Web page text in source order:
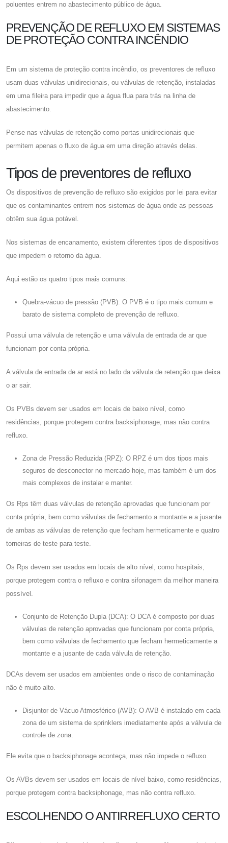
poluentes entrem no abastecimento público de água.
PREVENÇÃO DE REFLUXO EM SISTEMAS
DE PROTEÇÃO CONTRA INCÊNDIO
Em um sistema de proteção contra incêndio, os preventores de refluxo
usam duas válvulas unidirecionais, ou válvulas de retenção, instaladas
em uma fileira para impedir que a água flua para trás na linha de
abastecimento.
Pense nas válvulas de retenção como portas unidirecionais que
permitem apenas o fluxo de água em uma direção através delas.
Tipos de preventores de refluxo
Os dispositivos de prevenção de refluxo são exigidos por lei para evitar
que os contaminantes entrem nos sistemas de água onde as pessoas
obtêm sua água potável.
Nos sistemas de encanamento, existem diferentes tipos de dispositivos
que impedem o retorno da água.
Aqui estão os quatro tipos mais comuns:
Quebra-vácuo de pressão (PVB): O PVB é o tipo mais comum e
barato de sistema completo de prevenção de refluxo.
Possui uma válvula de retenção e uma válvula de entrada de ar que
funcionam por conta própria.
A válvula de entrada de ar está no lado da válvula de retenção que deixa
o ar sair.
Os PVBs devem ser usados ​​em locais de baixo nível, como
residências, porque protegem contra backsiphonage, mas não contra
refluxo.
Zona de Pressão Reduzida (RPZ): O RPZ é um dos tipos mais
seguros de desconector no mercado hoje, mas também é um dos
mais complexos de instalar e manter.
Os Rps têm duas válvulas de retenção aprovadas que funcionam por
conta própria, bem como válvulas de fechamento a montante e a jusante
de ambas as válvulas de retenção que fecham hermeticamente e quatro
torneiras de teste para teste.
Os Rps devem ser usados ​​em locais de alto nível, como hospitais,
porque protegem contra o refluxo e contra sifonagem da melhor maneira
possível.
Conjunto de Retenção Dupla (DCA): O DCA é composto por duas
válvulas de retenção aprovadas que funcionam por conta própria,
bem como válvulas de fechamento que fecham hermeticamente a
montante e a jusante de cada válvula de retenção.
DCAs devem ser usados ​​em ambientes onde o risco de contaminação
não é muito alto.
Disjuntor de Vácuo Atmosférico (AVB): O AVB é instalado em cada
zona de um sistema de sprinklers imediatamente após a válvula de
controle de zona.
Ele evita que o backsiphonage aconteça, mas não impede o refluxo.
Os AVBs devem ser usados ​​em locais de nível baixo, como residências,
porque protegem contra backsiphonage, mas não contra refluxo.
ESCOLHENDO O ANTIRREFLUXO CERTO